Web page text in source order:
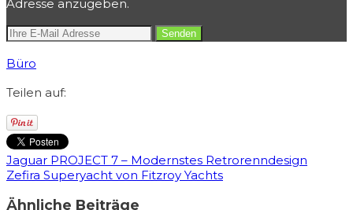
Adresse anzugeben.
Büro
Teilen auf:
Jaguar PROJECT 7 – Modernstes Retrorenndesign
Zefira Superyacht von Fitzroy Yachts
Ähnliche Beiträge